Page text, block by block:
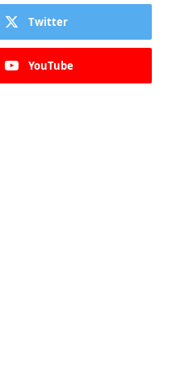
Twitter
YouTube